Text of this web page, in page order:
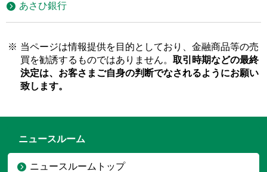
あさひ銀行
※ 当ページは情報提供を目的としており、金融商品等の売
買を勧誘するものではありません。 取引時期などの最終
決定は、お客さまご自身の判断でなされるようにお願い
致します。
ニュースルーム
ニュースルームトップ